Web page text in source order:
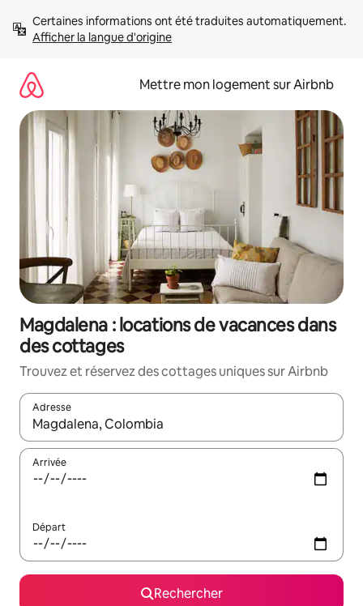
directement
Afficher la langue d'origine
Mettre mon logement sur Airbnb
Magdalena : locations de vacances dans
des cottages
Trouvez et réservez des cottages uniques sur Airbnb
Adresse
Lorsque les résultats s'affichent, utilisez les flèches vers le
Arrivée
Départ
Rechercher